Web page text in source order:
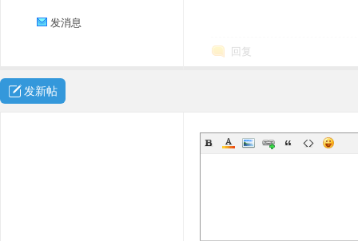
发消息
回复
发新帖